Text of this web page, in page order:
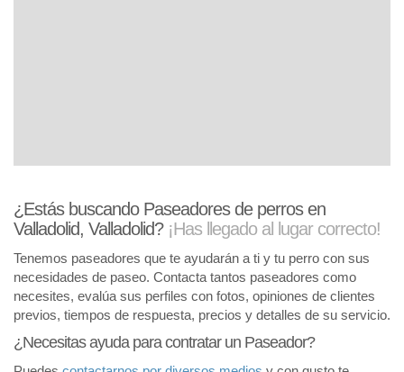
¿Estás buscando Paseadores de perros en
Valladolid, Valladolid? ¡Has llegado al lugar correcto!
Tenemos paseadores que te ayudarán a ti y tu perro con sus
necesidades de paseo. Contacta tantos paseadores como
necesites, evalúa sus perfiles con fotos, opiniones de clientes
previos, tiempos de respuesta, precios y detalles de su servicio.
¿Necesitas ayuda para contratar un Paseador?